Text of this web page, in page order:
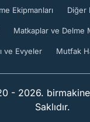
Ekipmanları Diğer
Matkaplar ve Delme
ve Evyeler Mutfak
- 2026.
Saklıdır.